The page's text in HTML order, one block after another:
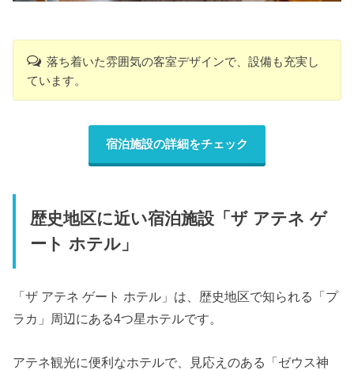
落ち着いた雰囲気の客室デザインで、設備も充実し
ています。
宿泊施設の詳細をチェック
歴史地区に近い宿泊施設「ザ アテネ ゲ
ート ホテル」
「ザ アテネ ゲート ホテル」は、歴史地区で知られる「プ
ラカ」周辺にある4つ星ホテルです。
アテネ観光に便利なホテルで、見応えのある「ゼウス神